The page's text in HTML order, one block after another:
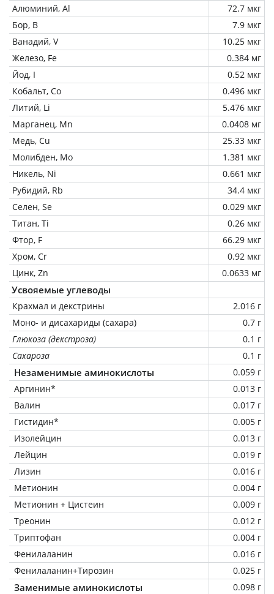
Алюминий, Al
72.7 мкг
Бор, B
7.9 мкг
Ванадий, V
10.25 мкг
Железо, Fe
0.384 мг
Йод, I
0.52 мкг
Кобальт, Co
0.496 мкг
Литий, Li
5.476 мкг
Марганец, Mn
0.0408 мг
Медь, Cu
25.33 мкг
Молибден, Mo
1.381 мкг
Никель, Ni
0.661 мкг
Рубидий, Rb
34.4 мкг
Селен, Se
0.029 мкг
Титан, Ti
0.26 мкг
Фтор, F
66.29 мкг
Хром, Cr
0.92 мкг
Цинк, Zn
0.0633 мг
Усвояемые углеводы
Крахмал и декстрины
2.016 г
Моно- и дисахариды (сахара)
0.7 г
Глюкоза (декстроза)
0.1 г
Сахароза
0.1 г
Незаменимые аминокислоты
0.059 г
Аргинин*
0.013 г
Валин
0.017 г
Гистидин*
0.005 г
Изолейцин
0.013 г
Лейцин
0.019 г
Лизин
0.016 г
Метионин
0.004 г
Метионин + Цистеин
0.009 г
Треонин
0.012 г
Триптофан
0.004 г
Фенилаланин
0.016 г
Фенилаланин+Тирозин
0.025 г
Заменимые аминокислоты
0.098 г